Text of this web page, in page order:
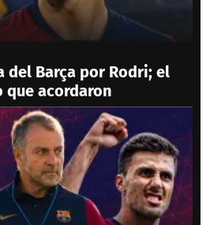
del Barça por Rodri; el
acordaron